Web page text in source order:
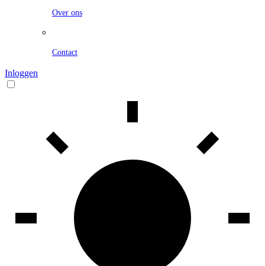
Over ons
Contact
Inloggen